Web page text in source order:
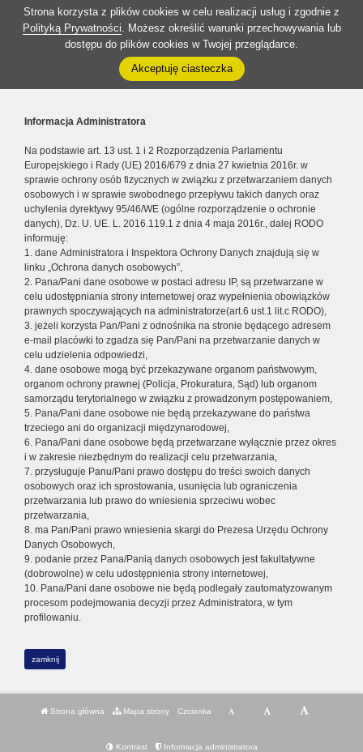
Strona korzysta z plików cookies w celu realizacji usług i zgodnie z
Polityką Prywatności. Możesz określić warunki przechowywania lub
dostępu do plików cookies w Twojej przeglądarce.
Akceptuję ciasteczka
Informacja Administratora
Na podstawie art. 13 ust. 1 i 2 Rozporządzenia Parlamentu
Europejskiego i Rady (UE) 2016/679 z dnia 27 kwietnia 2016r. w
sprawie ochrony osób fizycznych w związku z przetwarzaniem danych
osobowych i w sprawie swobodnego przepływu takich danych oraz
uchylenia dyrektywy 95/46/WE (ogólne rozporządzenie o ochronie
danych), Dz. U. UE. L. 2016.119.1 z dnia 4 maja 2016r., dalej RODO
informuję:
1. dane Administratora i Inspektora Ochrony Danych znajdują się w
linku „Ochrona danych osobowych”,
2. Pana/Pani dane osobowe w postaci adresu IP, są przetwarzane w
celu udostępniania strony internetowej oraz wypełnienia obowiązków
prawnych spoczywających na administratorze(art.6 ust.1 lit.c RODO),
3. jeżeli korzysta Pan/Pani z odnośnika na stronie będącego adresem
e-mail placówki to zgadza się Pan/Pani na przetwarzanie danych w
celu udzielenia odpowiedzi,
4. dane osobowe mogą być przekazywane organom państwowym,
organom ochrony prawnej (Policja, Prokuratura, Sąd) lub organom
samorządu terytorialnego w związku z prowadzonym postępowaniem,
5. Pana/Pani dane osobowe nie będą przekazywane do państwa
trzeciego ani do organizacji międzynarodowej,
6. Pana/Pani dane osobowe będą przetwarzane wyłącznie przez okres
i w zakresie niezbędnym do realizacji celu przetwarzania,
7. przysługuje Panu/Pani prawo dostępu do treści swoich danych
osobowych oraz ich sprostowania, usunięcia lub ograniczenia
przetwarzania lub prawo do wniesienia sprzeciwu wobec
przetwarzania,
8. ma Pan/Pani prawo wniesienia skargi do Prezesa Urzędu Ochrony
Danych Osobowych,
9. podanie przez Pana/Panią danych osobowych jest fakultatywne
(dobrowolne) w celu udostępnienia strony internetowej,
10. Pana/Pani dane osobowe nie będą podlegały zautomatyzowanym
procesom podejmowania decyzji przez Administratora, w tym
profilowaniu.
zamknij
Strona główna Mapa strony Czcionka
Kontrast Informacja administratora